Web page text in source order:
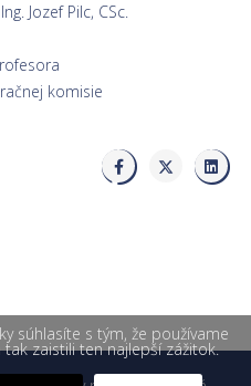
Jozef Pilc, CSc.
komisie
súhlasíte s tým, že používame
zaistili ten najlepší zážitok.